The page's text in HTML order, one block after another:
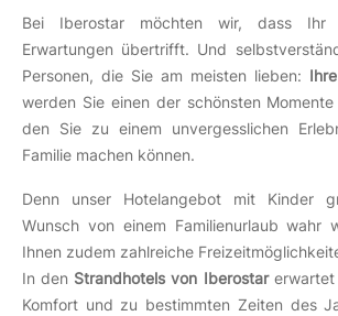
Bei Iberostar möchten wir, dass Ihr
Erwartungen übertrifft. Und
Personen, die Sie am meisten lieben:
werden Sie einen der schönsten
den Sie zu einem unvergesslichen
Familie machen können.
Denn unser Hotelangebot mit Kinder
Wunsch von einem Familienurlaub wahr
Ihnen zudem zahlreiche
In den Strandhotels von Iberostarerwartet
Komfort und zu bestimmten Zeiten des